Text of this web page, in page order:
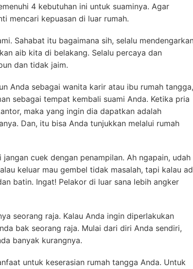
4 kebutuhan ini untuk suaminya. Agar
mencari kepuasan di luar rumah.
Sahabat itu bagaimana sih, selalu
aib kita di belakang. Selalu percaya dan
dan tidak jaim.
Anda sebagai wanita karir atau ibu rumah tangga,
sebagai tempat kembali suami Anda. Ketika pria
maka yang ingin dia dapatkan adalah
Dan, itu bisa Anda tunjukkan melalui rumah
cuek dengan penampilan. Ah ngapain, udah
keluar mau gembel tidak masalah, tapi kalau
batin. Ingat! Pelakor di luar sana lebih angker
seorang raja. Kalau Anda ingin diperlakukan
bak seorang raja. Mulai dari diri Anda sendiri,
banyak kurangnya.
untuk keserasian rumah tangga Anda. Untuk